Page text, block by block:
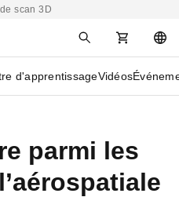
scan 3D
d'apprentissageVidéos
parmi les